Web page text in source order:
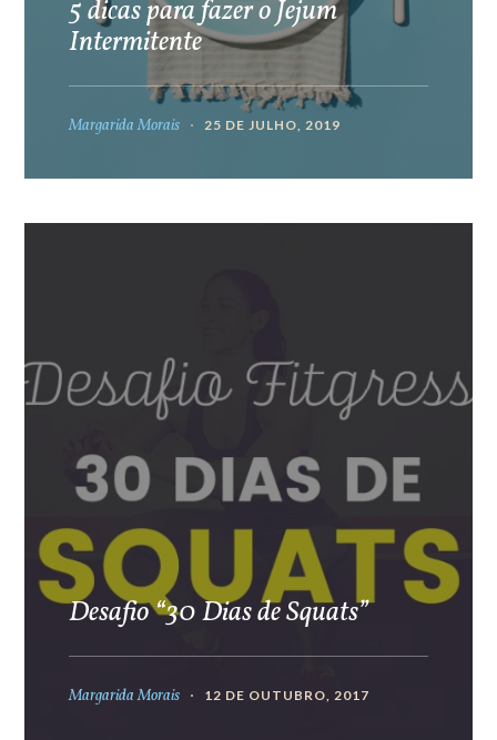
5 dicas para fazer o Jejum
Intermitente
Margarida Morais 25 DE JULHO, 2019
Desafio “30 Dias de Squats”
Margarida Morais 12 DE OUTUBRO, 2017